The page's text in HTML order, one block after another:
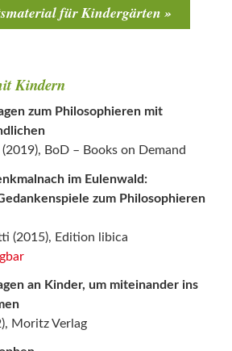
für Kindergärten
Kindern
zum Philosophieren mit
BoD – Books on Demand
im Eulenwald:
zum Philosophieren
(2015), Edition libica
an Kinder, um miteinander ins
Moritz Verlag